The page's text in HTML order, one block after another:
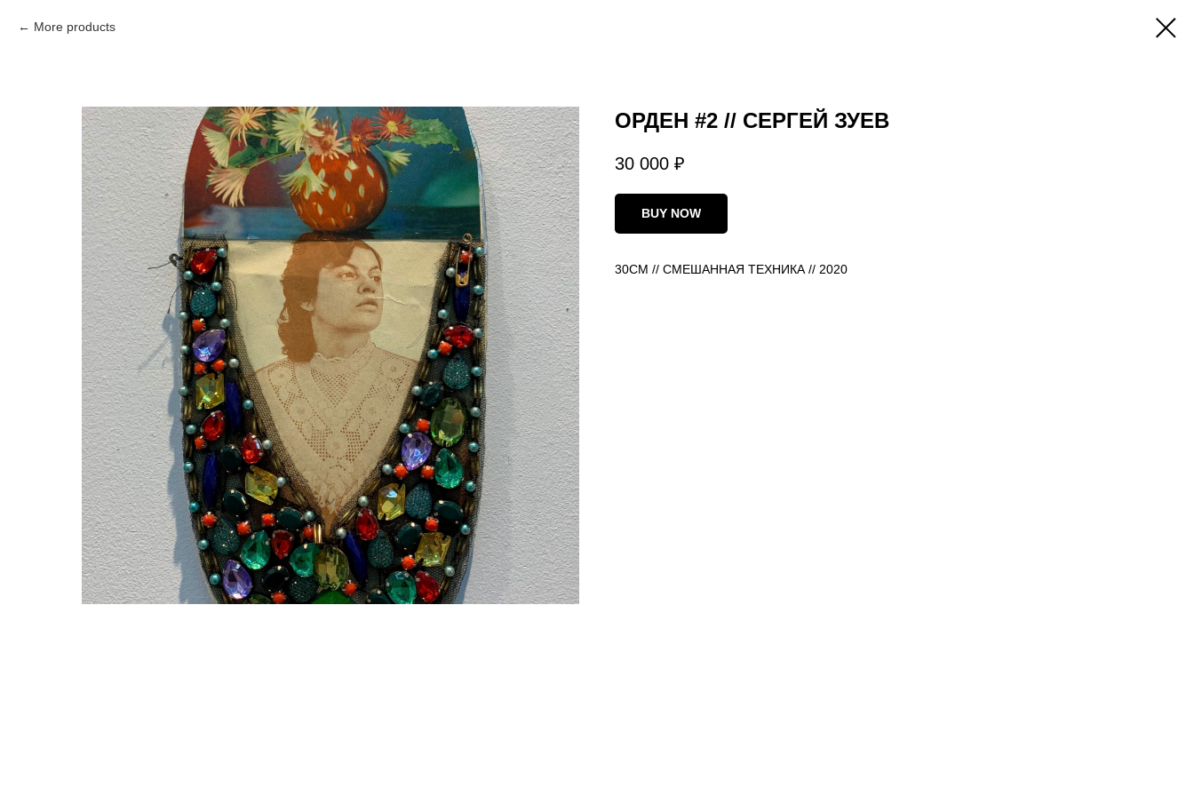
More products
ОРДЕН #2 // СЕРГЕЙ ЗУЕВ
30 000 ₽
BUY NOW
30СМ // СМЕШАННАЯ ТЕХНИКА // 2020